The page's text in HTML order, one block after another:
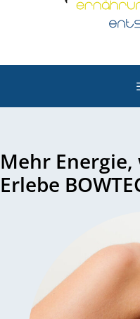
Mehr
Erlebe